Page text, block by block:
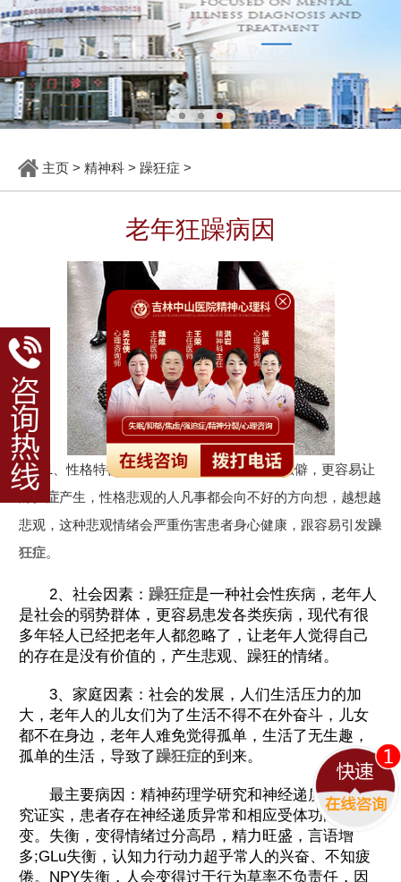
主页> 精神科> 躁狂症 >
老年狂躁病因
1、性格特征：老年人的性格一般都比较孤僻，更容易让
躁狂症产生，性格悲观的人凡事都会向不好的方向想，越想越
悲观，这种悲观情绪会严重伤害患者身心健康，跟容易引发躁
狂症。
2、社会因素： 躁狂症是一种社会性疾病，老年人
是社会的弱势群体，更容易患发各类疾病，现代有很
多年轻人已经把老年人都忽略了，让老年人觉得自己
的存在是没有价值的，产生悲观、躁狂的情绪。
3、家庭因素：社会的发展，人们生活压力的加
大，老年人的儿女们为了生活不得不在外奋斗，儿女
都不在身边，老年人难免觉得孤单，生活了无生趣，
孤单的生活，导致了躁狂症的到来。
最主要病因：精神药理学研究和神经递质代谢研
究证实，患者存在神经递质异常和相应受体功能改
变。失衡，变得情绪过分高昂，精力旺盛，言语增
多;GLu失衡，认知力行动力超乎常人的兴奋、不知疲
倦。NPY失衡，人会变得过于行为草率不负责任，因